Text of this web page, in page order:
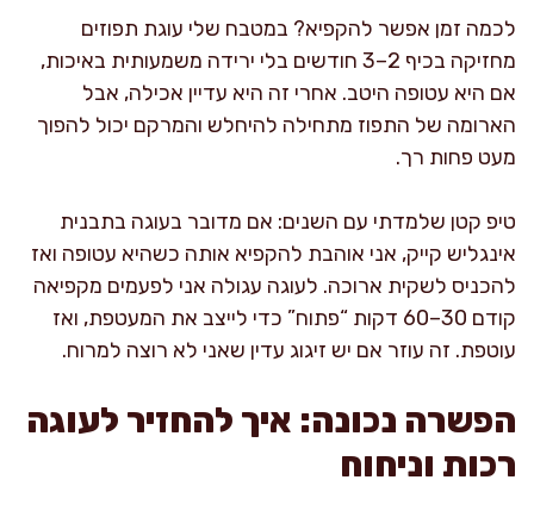
לכמה זמן אפשר להקפיא? במטבח שלי עוגת תפוזים
מחזיקה בכיף 2–3 חודשים בלי ירידה משמעותית באיכות,
אם היא עטופה היטב. אחרי זה היא עדיין אכילה, אבל
הארומה של התפוז מתחילה להיחלש והמרקם יכול להפוך
מעט פחות רך.
טיפ קטן שלמדתי עם השנים: אם מדובר בעוגה בתבנית
אינגליש קייק, אני אוהבת להקפיא אותה כשהיא עטופה ואז
להכניס לשקית ארוכה. לעוגה עגולה אני לפעמים מקפיאה
קודם 30–60 דקות “פתוח” כדי לייצב את המעטפת, ואז
עוטפת. זה עוזר אם יש זיגוג עדין שאני לא רוצה למרוח.
הפשרה נכונה: איך להחזיר לעוגה
רכות וניחוח